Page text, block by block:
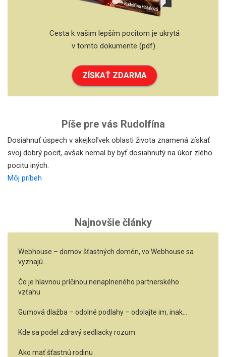
Cesta k vašim lepším pocitom je ukrytá
v tomto dokumente (pdf).
ZÍSKAŤ ZDARMA
Píše pre vás Rudolfína
Dosiahnuť úspech v akejkoľvek oblasti života znamená získať
svoj dobrý pocit, avšak nemal by byť dosiahnutý na úkor zlého
pocitu iných.
Môj príbeh
Najnovšie články
Webhouse – domov šťastných domén, vo Webhouse sa
vyznajú…
Čo je hlavnou príčinou nenaplneného partnerského
vzťahu
Gumová dlažba – odolné podlahy – odolajte im, inak…
Kde sa podel zdravý sedliacky rozum
Ako mať šťastnú rodinu